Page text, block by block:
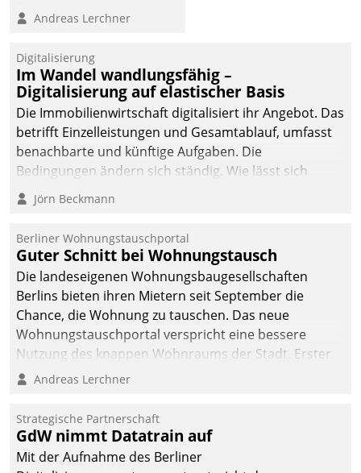
Softwareentwicklungshaus
Andreas Lerchner
Digitalisierung
Im Wandel wandlungsfähig –
Digitalisierung auf elastischer Basis
Die Immobilienwirtschaft digitalisiert ihr Angebot. Das
betrifft Einzelleistungen und Gesamtablauf, umfasst
benachbarte und künftige Aufgaben. Die
Bedingungen ändern sich ständig. Wie lässt sich
technisch die Kontrolle wahren und zugleich Freiraum
fürs Wachsen öffnen?
Jörn Beckmann
Berliner Wohnungstauschportal
Guter Schnitt bei Wohnungstausch
Die landeseigenen Wohnungsbaugesellschaften
Berlins bieten ihren Mietern seit September die
Chance, die Wohnung zu tauschen. Das neue
Wohnungstauschportal verspricht eine bessere
Nutzung des knappen Wohnraums der Stadt. Erster
Anwendungsfall für Datatrains Lösung API-Hub mit
Unternehmen.
Andreas Lerchner
Strategische Partnerschaft
GdW nimmt Datatrain auf
Mit der Aufnahme des Berliner